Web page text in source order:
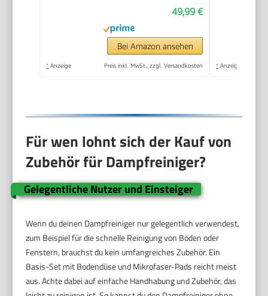
Polster & Auto–100%
Chemiefrei,
Hochdruck-Dampf
gegen Schmutz Fett
49,99 €
Bei Amazon ansehen
* Anzeige Preis inkl. MwSt., zzgl. Versandkosten * Anzeige
Für wen lohnt sich der Kauf von
Zubehör für Dampfreiniger?
Gelegentliche Nutzer und Einsteiger
Wenn du deinen Dampfreiniger nur gelegentlich verwendest,
zum Beispiel für die schnelle Reinigung von Böden oder
Fenstern, brauchst du kein umfangreiches Zubehör. Ein
Basis-Set mit Bodendüse und Mikrofaser-Pads reicht meist
aus. Achte dabei auf einfache Handhabung und Zubehör, das